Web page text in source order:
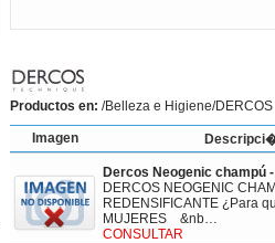
Productos en: /Belleza e Higiene/DERCOS
Imagen
Dercos Neogenic champú
DERCOS NEOGENIC
REDENSIFICANTE ¿Para
MUJERES &nb…
CONSULTAR